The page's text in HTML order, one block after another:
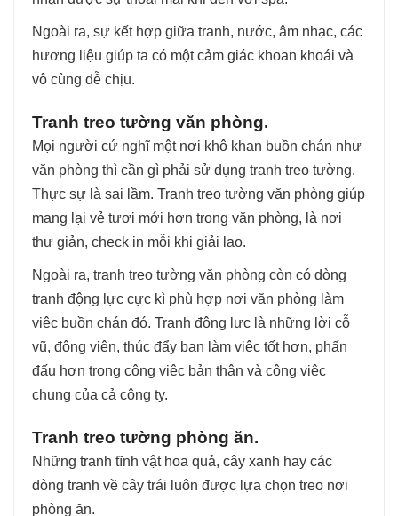
Ngoài ra, sự kết hợp giữa tranh, nước, âm nhạc, các
hương liệu giúp ta có một cảm giác khoan khoái và
vô cùng dễ chịu.
Tranh treo tường văn phòng.
Mọi người cứ nghĩ một nơi khô khan buồn chán như
văn phòng thì cần gì phải sử dụng tranh treo tường.
Thực sự là sai lầm. Tranh treo tường văn phòng giúp
mang lại vẻ tươi mới hơn trong văn phòng, là nơi
thư giản, check in mỗi khi giải lao.
Ngoài ra, tranh treo tường văn phòng còn có dòng
tranh động lực cực kì phù hợp nơi văn phòng làm
việc buồn chán đó. Tranh động lực là những lời cỗ
vũ, động viên, thúc đẩy bạn làm việc tốt hơn, phấn
đấu hơn trong công việc bản thân và công việc
chung của cả công ty.
Tranh treo tường phòng ăn.
Những tranh tĩnh vật hoa quả, cây xanh hay các
dòng tranh về cây trái luôn được lựa chọn treo nơi
phòng ăn.